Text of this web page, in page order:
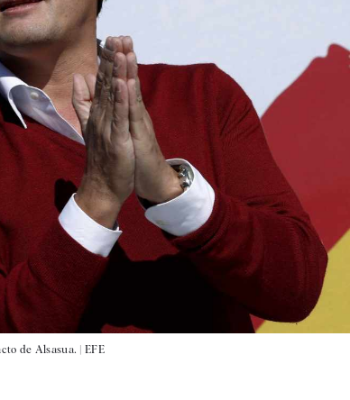
de Alsasua. |EFE